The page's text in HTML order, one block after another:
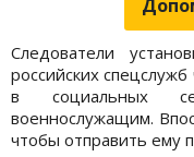
Следователи
российских
в социальных
военнослужащим.
чтобы отправить ему